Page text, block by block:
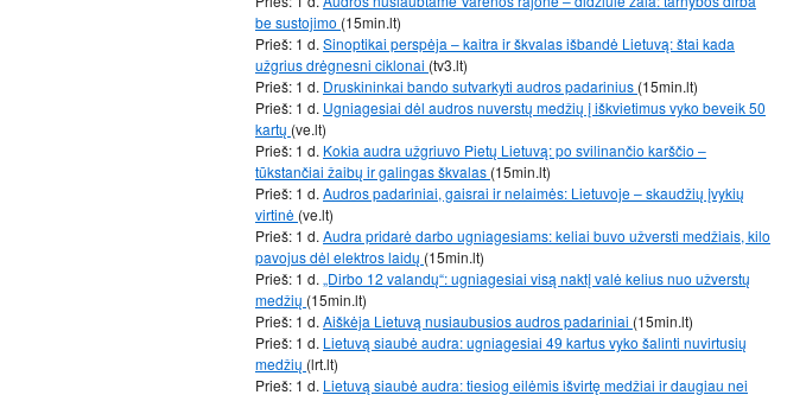
be sustojimo (15min.lt)
Prieš: 1 d. Sinoptikai perspėja – kaitra ir škvalas išbandė Lietuvą: štai kada
užgrius drėgnesni ciklonai (tv3.lt)
Prieš: 1 d. Druskininkai bando sutvarkyti audros padarinius (15min.lt)
Prieš: 1 d. Ugniagesiai dėl audros nuverstų medžių į iškvietimus vyko beveik 50
kartų (ve.lt)
Prieš: 1 d. Kokia audra užgriuvo Pietų Lietuvą: po svilinančio karščio –
tūkstančiai žaibų ir galingas škvalas (15min.lt)
Prieš: 1 d. Audros padariniai, gaisrai ir nelaimės: Lietuvoje – skaudžių įvykių
virtinė (ve.lt)
Prieš: 1 d. Audra pridarė darbo ugniagesiams: keliai buvo užversti medžiais, kilo
pavojus dėl elektros laidų (15min.lt)
Prieš: 1 d. „Dirbo 12 valandų“: ugniagesiai visą naktį valė kelius nuo užverstų
medžių (15min.lt)
Prieš: 1 d. Aiškėja Lietuvą nusiaubusios audros padariniai (15min.lt)
Prieš: 1 d. Lietuvą siaubė audra: ugniagesiai 49 kartus vyko šalinti nuvirtusių
medžių (lrt.lt)
Prieš: 1 d. Lietuvą siaubė audra: tiesiog eilėmis išvirtę medžiai ir daugiau nei